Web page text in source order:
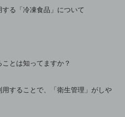
る「冷凍食品」について
とは知ってますか？
することで、「衛生管理」がしや